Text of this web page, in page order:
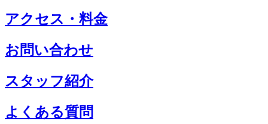
アクセス・料金
お問い合わせ
スタッフ紹介
よくある質問